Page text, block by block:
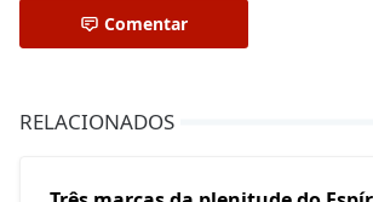
Comentar
RELACIONADOS